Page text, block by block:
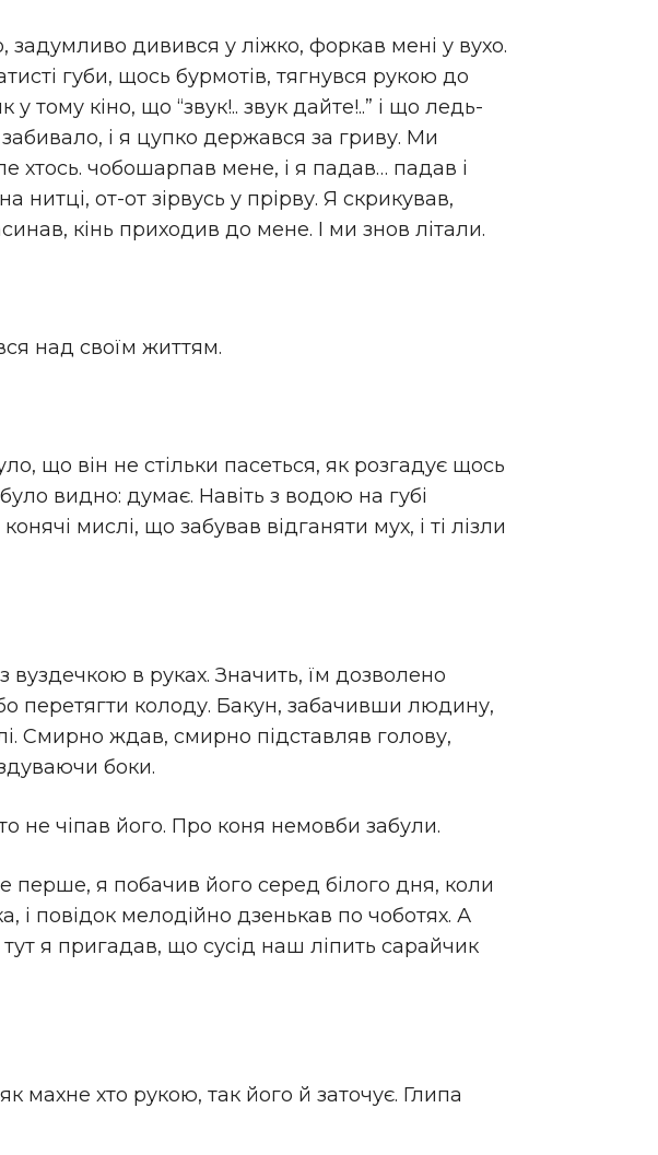
задумливо дивився у ліжко, форкав мені у вухо.
губи, щось бурмотів, тягнувся рукою до
тому кіно, що “звук!.. звук дайте!..” і що ледь-
і я цупко держався за гриву. Ми
хтось. чобошарпав мене, і я падав… падав і
нитці, от-от зірвусь у прірву. Я скрикував,
кінь приходив до мене. І ми знов літали.
над своїм життям.
що він не стільки пасеться, як розгадує щось
видно: думає. Навіть з водою на губі
мислі, що забував відганяти мух, і ті лізли
в руках. Значить, їм дозволено
перетягти колоду. Бакун, забачивши людину,
Смирно ждав, смирно підставляв голову,
боки.
не чіпав його. Про коня немовби забули.
перше, я побачив його серед білого дня, коли
і повідок мелодійно дзенькав по чоботях. А
я пригадав, що сусід наш ліпить сарайчик
махне хто рукою, так його й заточує. Глипа